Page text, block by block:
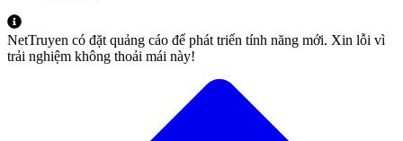
NetTruyen có đặt quảng cáo để phát triển tính năng mới. Xin lỗi vì
trải nghiệm không thoải mái này!